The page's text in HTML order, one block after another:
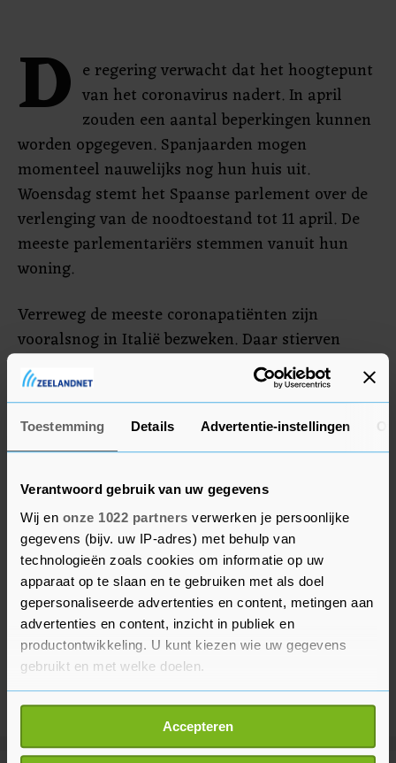
Toestemming Details Advertentie-instellingen
Verantwoord gebruik van uw gegevens
Wij en onze 1022 partners verwerken je persoonlijke
gegevens (bijv. uw IP-adres) met behulp van
technologieën zoals cookies om informatie op uw
apparaat op te slaan en te gebruiken met als doel
gepersonaliseerde advertenties en content, metingen aan
advertenties en content, inzicht in publiek en
productontwikkeling. U kunt kiezen wie uw gegevens
gebruikt en met welke doelen.
Als u het toestaat, willen we ook graag:
Informatie verzamelen over uw geografische
locatie, die tot een paar meter nauwkeurig kan zijn
Accepteren
D e regering verwacht dat het hoogtepunt
van het coronavirus nadert. In april
zouden een aantal beperkingen kunnen
worden opgegeven. Spanjaarden mogen
momenteel nauwelijks nog hun huis uit.
Woensdag stemt het Spaanse parlement over de
verlenging van de noodtoestand tot 11 april. De
meeste parlementariërs stemmen vanuit hun
woning.
Verreweg de meeste coronapatiënten zijn
vooralsnog in Italië bezweken. Daar stierven
meer dan 6800 mensen aan de gevolgen van het
virus.